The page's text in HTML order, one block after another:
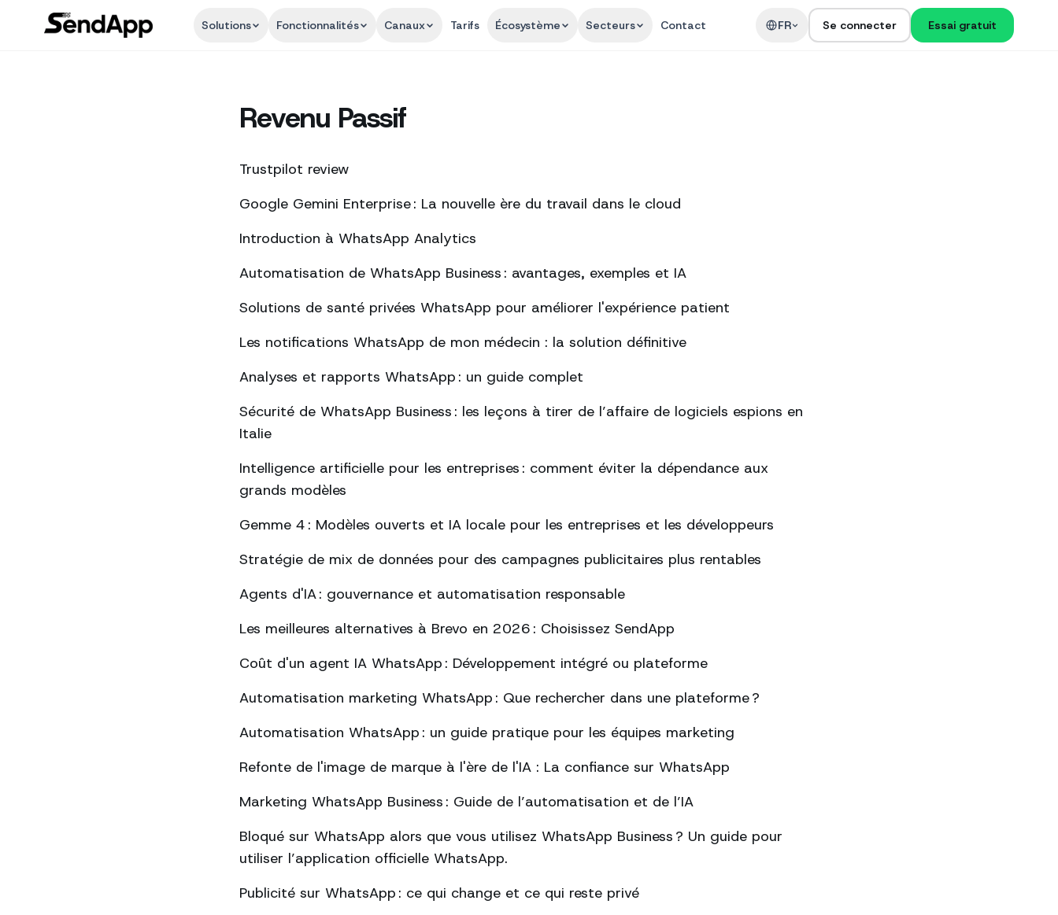
Solutions Fonctionnalités Canaux Tarifs Écosystème Secteurs Contact FR Se connecter Essai gratuit
Revenu Passif
Trustpilot review
Google Gemini Enterprise : La nouvelle ère du travail dans le cloud
Introduction à WhatsApp Analytics
Automatisation de WhatsApp Business : avantages, exemples et IA
Solutions de santé privées WhatsApp pour améliorer l'expérience patient
Les notifications WhatsApp de mon médecin : la solution définitive
Analyses et rapports WhatsApp : un guide complet
Sécurité de WhatsApp Business : les leçons à tirer de l’affaire de logiciels espions en
Italie
Intelligence artificielle pour les entreprises : comment éviter la dépendance aux
grands modèles
Gemme 4 : Modèles ouverts et IA locale pour les entreprises et les développeurs
Stratégie de mix de données pour des campagnes publicitaires plus rentables
Agents d'IA : gouvernance et automatisation responsable
Les meilleures alternatives à Brevo en 2026 : Choisissez SendApp
Coût d'un agent IA WhatsApp : Développement intégré ou plateforme
Automatisation marketing WhatsApp : Que rechercher dans une plateforme ?
Automatisation WhatsApp : un guide pratique pour les équipes marketing
Refonte de l'image de marque à l'ère de l'IA : La confiance sur WhatsApp
Marketing WhatsApp Business : Guide de l’automatisation et de l’IA
Bloqué sur WhatsApp alors que vous utilisez WhatsApp Business ? Un guide pour
utiliser l’application officielle WhatsApp.
Publicité sur WhatsApp : ce qui change et ce qui reste privé